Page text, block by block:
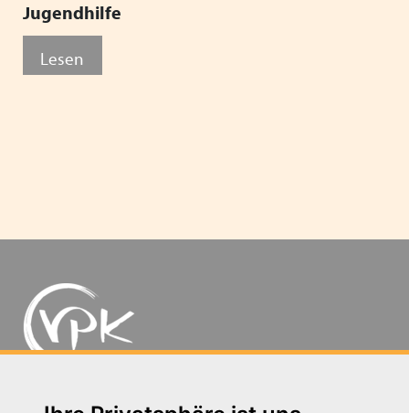
Jugendhilfe
Lesen
Michaelkirchstr. 17/18 - 10179 Berlin